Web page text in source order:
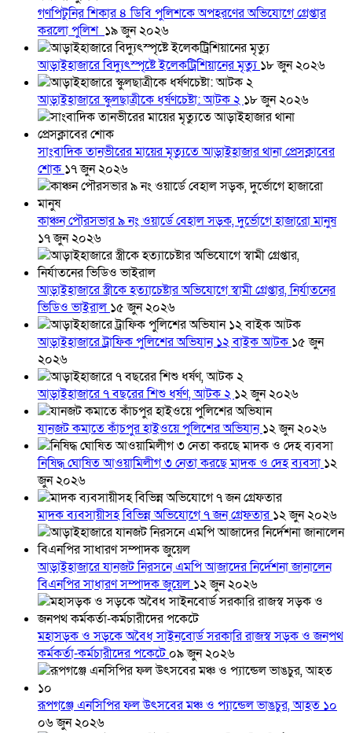
গণপিটুনির শিকার ৪ ডিবি পুলিশকে অপহরণের অভিযোগে গ্রেপ্তার
করলো পুলিশ ১৯ জুন ২০২৬
আড়াইহাজারে বিদ্যুৎস্পৃষ্টে ইলেকট্রিশিয়ানের মৃত্যু১৮ জুন ২০২৬
আড়াইহাজারে স্কুলছাত্রীকে ধর্ষণচেষ্টা: আটক ২ ১৮ জুন ২০২৬
সাংবাদিক তানভীরের মায়ের মৃত্যুতে আড়াইহাজার থানা প্রেসক্লাবের
শোক ১৭ জুন ২০২৬
কাঞ্চন পৌরসভার ৯ নং ওয়ার্ডে বেহাল সড়ক, দুর্ভোগে হাজারো মানুষ
১৭ জুন ২০২৬
আড়াইহাজারে স্ত্রীকে হত্যাচেষ্টার অভিযোগে স্বামী গ্রেপ্তার, নির্যাতনের
ভিডিও ভাইরাল ১৫ জুন ২০২৬
আড়াইহাজারে ট্রাফিক পুলিশের অভিযান ১২ বাইক আটক ১৫ জুন
২০২৬
আড়াইহাজারে ৭ বছরের শিশু ধর্ষণ, আটক ২ ১২ জুন ২০২৬
যানজট কমাতে কাঁচপুর হাইওয়ে পুলিশের অভিযান১২ জুন ২০২৬
নিষিদ্ধ ঘোষিত আওয়ামিলীগ ৩ নেতা করছে মাদক ও দেহ ব্যবসা ১২
জুন ২০২৬
মাদক ব্যবসায়ীসহ বিভিন্ন অভিযোগে ৭ জন গ্রেফতার১২ জুন ২০২৬
আড়াইহাজারে যানজট নিরসনে এমপি আজাদের নির্দেশনা জানালেন
বিএনপির সাধারণ সম্পাদক জুয়েল ১২ জুন ২০২৬
মহাসড়ক ও সড়কে অবৈধ সাইনবোর্ড সরকারি রাজস্ব সড়ক ও জনপথ
কর্মকর্তা-কর্মচারীদের পকেটে০৯ জুন ২০২৬
রূপগঞ্জে এনসিপির ফল উৎসবের মঞ্চ ও প্যান্ডেল ভাঙচুর, আহত ১০
০৬ জুন ২০২৬